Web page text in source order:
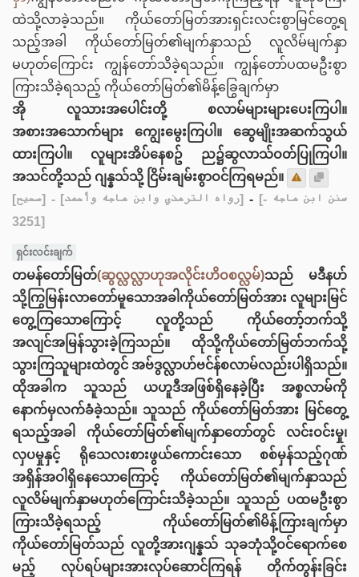
ထဲသို့လာခဲ့သည်။ ကိုယ်တော်မြတ်အားရှင်းလင်းစွာမြင်တွေ့ရ
သည့်အခါ ကိုယ်တော်မြတ်၏မျက်နှာသည် လူလိမ်မျက်နှာ
မဟုတ်ကြောင်း ကျွန်တော်သိခဲ့ရသည်။ ကျွန်တော်ပထမဦးစွာ
ကြားသိခဲ့ရသည့် ကိုယ်တော်မြတ်၏မိန့်ခြွေချက်မှာ
အို လူသားအပေါင်းတို့ စလာမ်များများပေးကြပါ။
အစားအသောက်များ ကျွေးမွေးကြပါ။ ဆွေမျိုးအဆက်သွယ်
ထားကြပါ။ လူများအိပ်နေစဥ် ည၌ဆွလာသ်ဝတ်ပြုကြပါ။
အသင်တို့သည် ဂျန္နသ်သို့ ငြိမ်းချမ်းစွာဝင်ကြရမည်။
[صحيح]
- [رواه الترمذي وابن ماجه وأحمد] - [سنن ابن ماجه -
3251]
ရှင်းလင်းချက်
တမန်တော်မြတ်(ဆွလ္လလ္လာဟုအလိုင်းဟိဝစလ္လမ်)သည် မဒီနဟ်
သို့ကြွမြန်းလာတော်မူသောအခါကိုယ်တော်မြတ်အား လူများမြင်
တွေ့ကြသောကြောင့် လူတို့သည် ကိုယ်တော့်ဘက်သို့
အလျင်အမြန်သွားခဲ့ကြသည်။ ထိုသို့ကိုယ်တော်မြတ်ဘက်သို့
သွားကြသူများထဲတွင် အဗ်ဒွလ္လာဟ်ဗင်န်စလာမ်လည်းပါရှိသည်။
ထိုအခါက သူသည် ယဟူဒီအဖြစ်ရှိနေခဲ့ပြီး အစ္စလာမ်ကို
နောက်မှလက်ခံခဲ့သည်။ သူသည် ကိုယ်တော်မြတ်အား မြင်တွေ့
ရသည့်အခါ ကိုယ်တော်မြတ်၏မျက်နှာတော်တွင် လင်းဝင်းမှု၊
လှပမှုနှင့် ရိုသေလးစားဖွယ်ကောင်းသော စစ်မှန်သည့်ဂုဏ်
အရှိန်အဝါရှိနေသောကြောင့် ကိုယ်တော်မြတ်၏မျက်နှာသည်
လူလိမ်မျက်နှာမဟုတ်ကြောင်းသိခဲ့သည်။ သူသည် ပထမဦးစွာ
ကြားသိခဲ့ရသည့် ကိုယ်တော်မြတ်၏မိန့်ကြားချက်မှာ
ကိုယ်တော်မြတ်သည် လူတို့အားဂျန္နသ် သုခဘုံသို့ဝင်ရောက်စေ
မည့် လုပ်ရပ်များအားလုပ်ဆောင်ကြရန် တိုက်တွန်းခြင်း